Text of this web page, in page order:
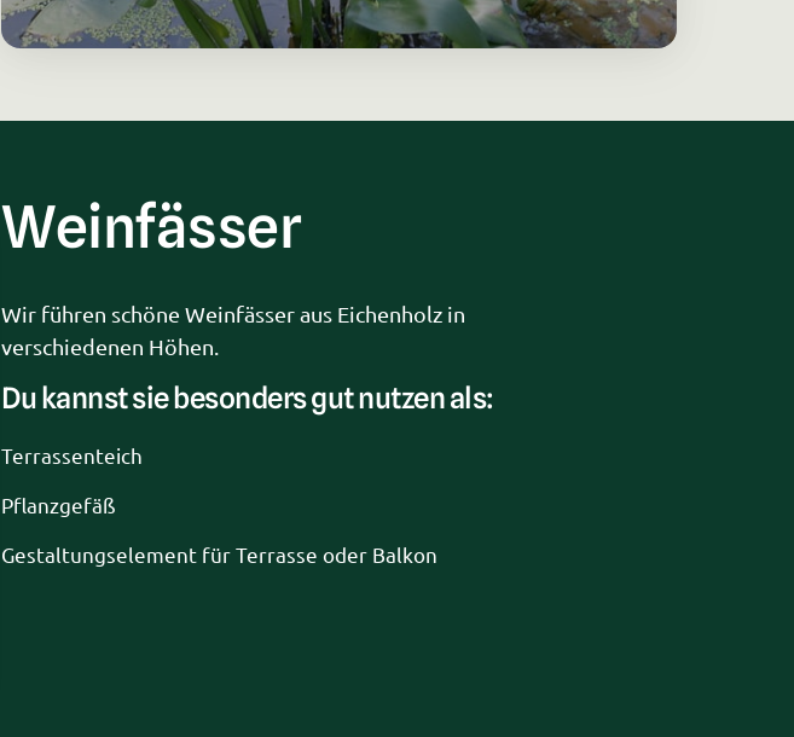
Weinfässer
Wir führen schöne Weinfässer aus Eichenholz in
verschiedenen Höhen.
Du kannst sie besonders gut nutzen als:
Terrassenteich
Pflanzgefäß
Gestaltungselement für Terrasse oder Balkon